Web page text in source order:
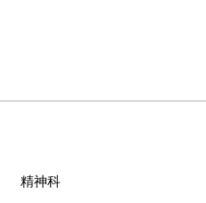
精神科